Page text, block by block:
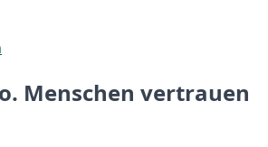
Menschen vertrauen